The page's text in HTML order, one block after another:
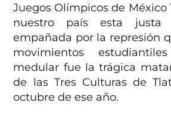
Juegos Olímpicos de México
nuestro país esta justa
empañada por la represión
movimientos
medular fue la trágica
de las Tres Culturas de
octubre de ese año.